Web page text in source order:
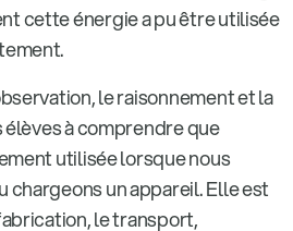
cette énergie a pu être utilisée
le raisonnement et la
à comprendre que
utilisée lorsque nous
chargeons un appareil. Elle est
le transport,